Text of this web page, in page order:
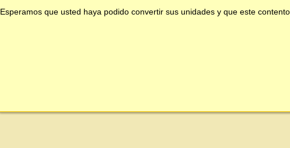
Esperamos que usted haya podido convertir sus unidades y que este